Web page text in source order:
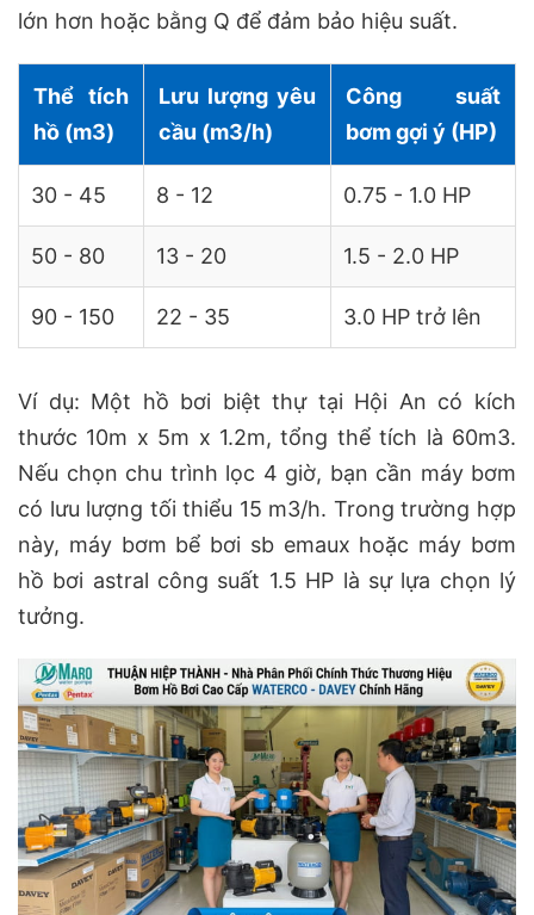
lớn hơn hoặc bằng Q để đảm bảo hiệu suất.
Thể tích
hồ (m3)
Lưu lượng yêu
cầu (m3/h)
Công suất
bơm gợi ý (HP)
30 - 45 8 - 12 0.75 - 1.0 HP
50 - 80 13 - 20 1.5 - 2.0 HP
90 - 150 22 - 35 3.0 HP trở lên
Ví dụ: Một hồ bơi biệt thự tại Hội An có kích
thước 10m x 5m x 1.2m, tổng thể tích là 60m3.
Nếu chọn chu trình lọc 4 giờ, bạn cần máy bơm
có lưu lượng tối thiểu 15 m3/h. Trong trường hợp
này, máy bơm bể bơi sb emaux hoặc máy bơm
hồ bơi astral công suất 1.5 HP là sự lựa chọn lý
tưởng.